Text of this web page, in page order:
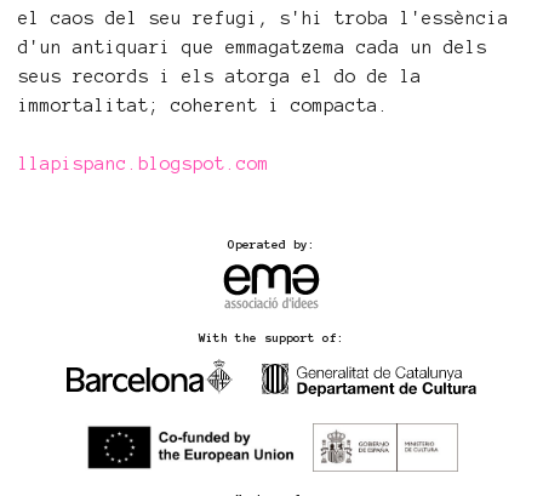
el caos del seu refugi, s'hi troba l'essència
d'un antiquari que emmagatzema cada un dels
seus records i els atorga el do de la
immortalitat; coherent i compacta.
llapispanc.blogspot.com
Operated by:
With the support of: